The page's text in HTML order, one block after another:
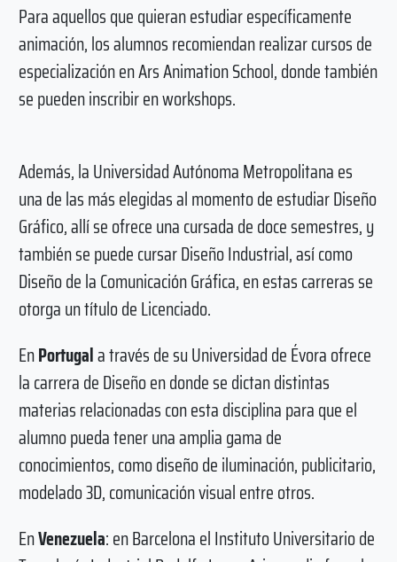
Para aquellos que quieran estudiar específicamente
animación, los alumnos recomiendan realizar cursos de
especialización en Ars Animation School, donde también
se pueden inscribir en workshops.
Además, la Universidad Autónoma Metropolitana es
una de las más elegidas al momento de estudiar Diseño
Gráfico, allí se ofrece una cursada de doce semestres, y
también se puede cursar Diseño Industrial, así como
Diseño de la Comunicación Gráfica, en estas carreras se
otorga un título de Licenciado.
EnPortugala través de su Universidad de Évora ofrece
la carrera de Diseño en donde se dictan distintas
materias relacionadas con esta disciplina para que el
alumno pueda tener una amplia gama de
conocimientos, como diseño de iluminación, publicitario,
modelado 3D, comunicación visual entre otros.
EnVenezuela: en Barcelona el Instituto Universitario de